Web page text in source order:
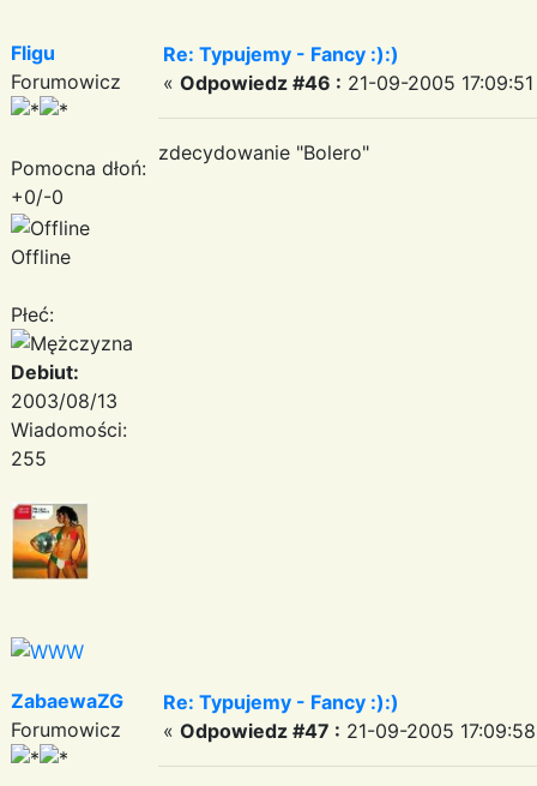
Fligu
Forumowicz
Pomocna dłoń:
+0/-0
Offline
Płeć:
Debiut:
2003/08/13
Wiadomości:
255
Re: Typujemy - Fancy :):)
« Odpowiedz #46 : 21-09-2005
zdecydowanie "Bolero"
ZabaewaZG
Forumowicz
Re: Typujemy - Fancy :):)
« Odpowiedz #47 : 21-09-2005